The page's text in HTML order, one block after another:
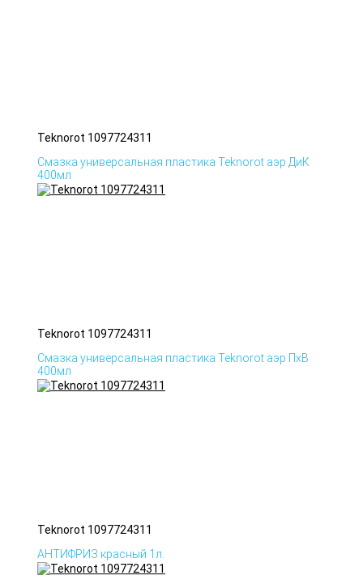
Teknorot 1097724311
Смазка универсальная пластика Teknorot аэр ДиК
400мл
Teknorot 1097724311
Смазка универсальная пластика Teknorot аэр ПхВ
400мл
Teknorot 1097724311
АНТИФРИЗ красный 1л.